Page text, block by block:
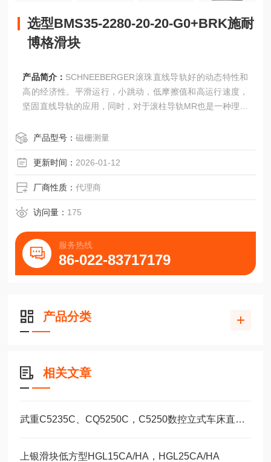
选型BMS35-2280-20-20-G0+BRK施耐
博格滑块
产品简介： SCHNEEBERGER滚珠直线导轨好的动态特性和
高的经济性。平滑运行，小跳动，低摩擦值和高运行速度，
坚固直线导轨的应用，同时，对于滚柱导轨MR也是一种理想
选型BMS35-2280-20-20-G0+BRK施耐博格滑块
产品型号：磁栅测量
更新时间： 2026-01-12
厂商性质：代理商
访问量： 175
服务热线
86-022-83717179
产品分类
相关文章
武重C5235C、CQ5250C，C5250数控立式车床直线运动滑块WEH35CA/WEW35CC
上银滑块低方型HGL15CA/HA，HGL25CA/HA